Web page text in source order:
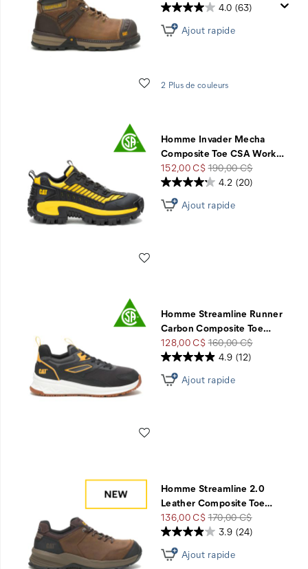
Liste de souhaits
4.0 (63)
Ajout rapide
2 Plus de couleurs
Homme Invader Mecha
Composite Toe CSA Work…
Prix
soldé
152,00 C$Prix
de
190,00 C$
4.2 (20)
Ajout rapide
Homme Streamline Runner
Carbon Composite Toe…
Prix
soldé
128,00 C$Prix
de
160,00 C$
4.9 (12)
Ajout rapide
Homme Streamline 2.0
Leather Composite Toe…
Prix
soldé
136,00 C$Prix
de
170,00 C$
3.9 (24)
Ajout rapide